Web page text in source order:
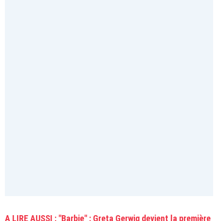
A LIRE AUSSI : "Barbie" : Greta Gerwig devient la première